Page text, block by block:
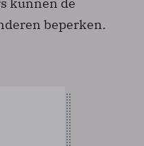
beperken.